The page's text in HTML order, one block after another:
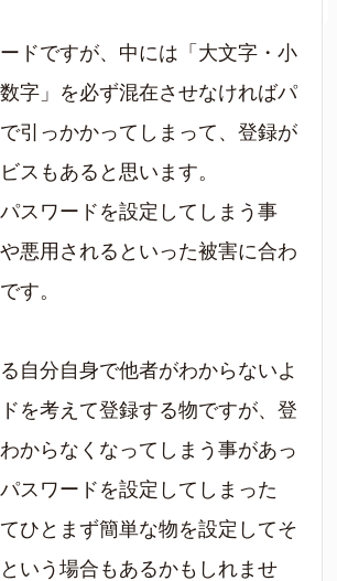
ドですが、中には「大文字・小
字」を必ず混在させなければパ
引っかかってしまって、登録が
スもあると思います。
スワードを設定してしまう事
悪用されるといった被害に合わ
す。
自分自身で他者がわからないよ
を考えて登録する物ですが、登
からなくなってしまう事があっ
スワードを設定してしまった
ひとまず簡単な物を設定してそ
いう場合もあるかもしれませ